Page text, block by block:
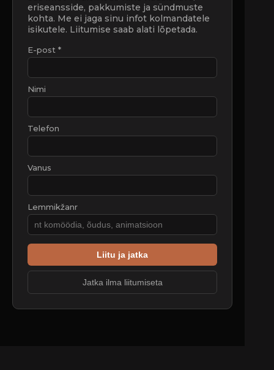
eriseansside, pakkumiste ja sündmuste
kohta. Me ei jaga sinu infot kolmandatele
isikutele. Liitumise saab alati lõpetada.
E-post *
Nimi
Telefon
Vanus
Lemmikžanr
Liitu ja jatka
Jatka ilma liitumiseta